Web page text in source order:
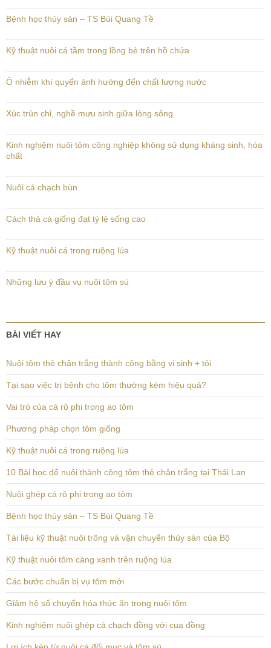
Bệnh học thủy sản – TS Bùi Quang Tề
Kỹ thuật nuôi cá tầm trong lồng bè trên hồ chứa
Ô nhiễm khí quyển ảnh hưởng đến chất lượng nước
Xúc trùn chỉ, nghề mưu sinh giữa lòng sông
Kinh nghiệm nuôi tôm công nghiệp không sử dụng kháng sinh, hóa
chất
Nuôi cá chạch bùn
Cách thả cá giống đạt tỷ lệ sống cao
Kỹ thuật nuôi cá trong ruộng lúa
Những lưu ý đầu vụ nuôi tôm sú
BÀI VIẾT HAY
Nuôi tôm thẻ chân trắng thành công bằng vi sinh + tỏi
Tại sao việc trị bệnh cho tôm thường kém hiệu quả?
Vai trò của cá rô phi trong ao tôm
Phương pháp chọn tôm giống
Kỹ thuật nuôi cá trong ruộng lúa
10 Bài học để nuôi thành công tôm thẻ chân trắng tại Thái Lan
Nuôi ghép cá rô phi trong ao tôm
Bệnh học thủy sản – TS Bùi Quang Tề
Tài liệu kỹ thuật nuôi trông và vận chuyển thủy sản của Bộ
Kỹ thuật nuôi tôm càng xanh trên ruộng lúa
Các bước chuẩn bị vụ tôm mới
Giảm hệ số chuyển hóa thức ăn trong nuôi tôm
Kinh nghiệm nuôi ghép cá chạch đồng với cua đồng